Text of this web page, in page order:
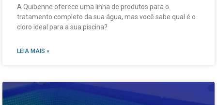
A Quibenne oferece uma linha de produtos para o
tratamento completo da sua água, mas você sabe qual é o
cloro ideal para a sua piscina?
LEIA MAIS »